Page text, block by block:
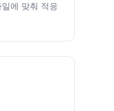
에 맞춰 적응